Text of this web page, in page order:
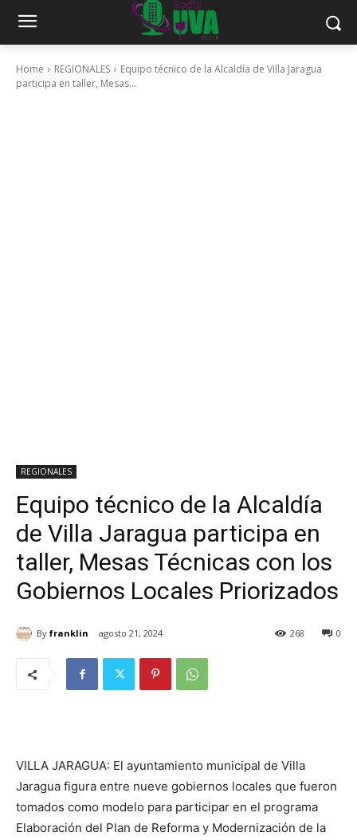
Home REGIONALES
Equipo técnico de la Alcaldía de Villa Jaragua
participa en taller, Mesas...
REGIONALES
Equipo técnico de la Alcaldía
de Villa Jaragua participa en
taller, Mesas Técnicas con los
Gobiernos Locales Priorizados
By franklin agosto 21, 2024 0
268
VILLA JARAGUA: El ayuntamiento municipal de Villa
Jaragua figura entre nueve gobiernos locales que fueron
tomados como modelo para participar en el programa
Elaboración del Plan de Reforma y Modernización de la